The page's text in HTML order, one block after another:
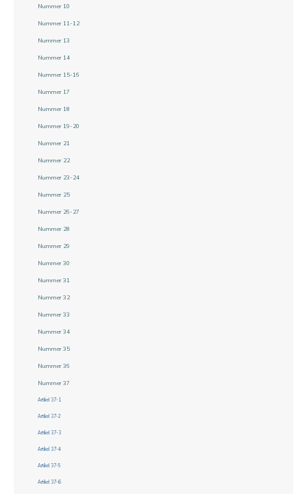
Nummer 10
Nummer 11-12
Nummer 13
Nummer 14
Nummer 15-16
Nummer 17
Nummer 18
Nummer 19-20
Nummer 21
Nummer 22
Nummer 23-24
Nummer 25
Nummer 26-27
Nummer 28
Nummer 29
Nummer 30
Nummer 31
Nummer 32
Nummer 33
Nummer 34
Nummer 35
Nummer 36
Nummer 37
Artikel 37-1
Artikel 37-2
Artikel 37-3
Artikel 37-4
Artikel 37-5
Artikel 37-6